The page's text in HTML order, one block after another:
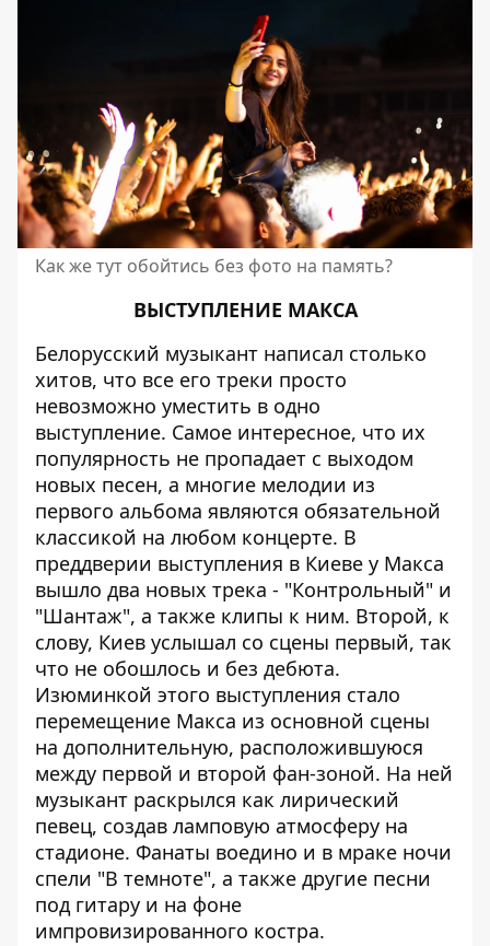
Как же тут обойтись без фото на память?
ВЫСТУПЛЕНИЕ МАКСА
Белорусский музыкант написал столько
хитов, что все его треки просто
невозможно уместить в одно
выступление. Самое интересное, что их
популярность не пропадает с выходом
новых песен, а многие мелодии из
первого альбома являются обязательной
классикой на любом концерте. В
преддверии выступления в Киеве у Макса
вышло два новых трека - "Контрольный" и
"Шантаж", а также клипы к ним. Второй, к
слову, Киев услышал со сцены первый, так
что не обошлось и без дебюта.
Изюминкой этого выступления стало
перемещение Макса из основной сцены
на дополнительную, расположившуюся
между первой и второй фан-зоной. На ней
музыкант раскрылся как лирический
певец, создав ламповую атмосферу на
стадионе. Фанаты воедино и в мраке ночи
спели "В темноте", а также другие песни
под гитару и на фоне
импровизированного костра.